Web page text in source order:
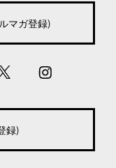
マガ登録)
録)